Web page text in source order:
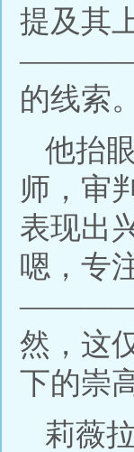
提及其
————
的线索
他抬
师，审
表现出
嗯，专
————寻
然，这
下的崇
莉薇